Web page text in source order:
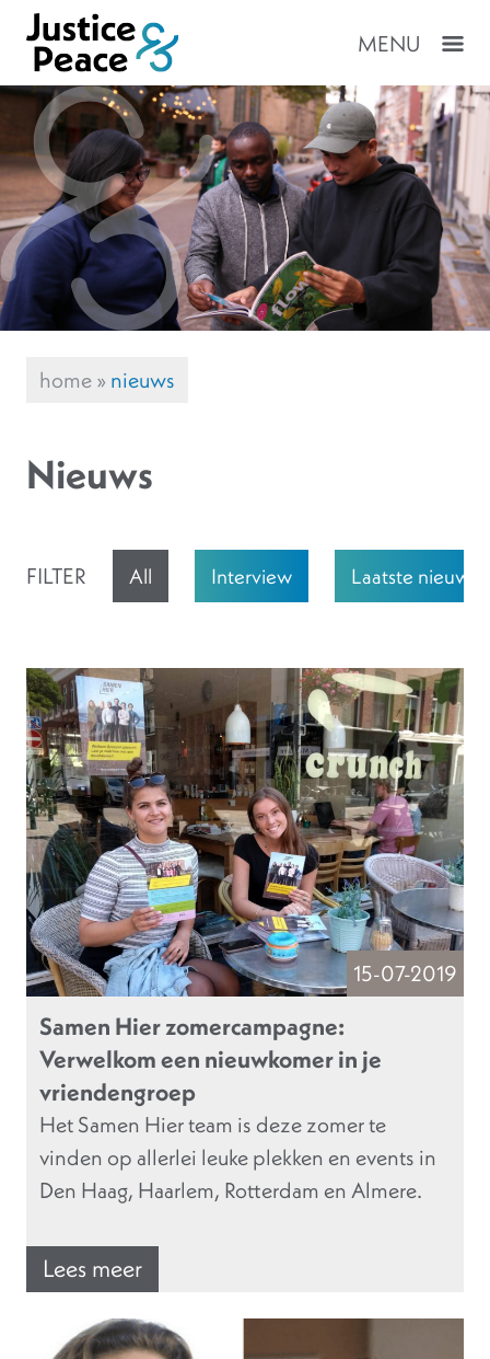
MENU
home»nieuws
Nieuws
FILTER All Interview Laatste nieuws
15-07-2019
Samen Hier zomercampagne:
Verwelkom een nieuwkomer in je
vriendengroep
Het Samen Hier team is deze zomer te
vinden op allerlei leuke plekken en events in
Den Haag, Haarlem, Rotterdam en Almere.
Lees meer